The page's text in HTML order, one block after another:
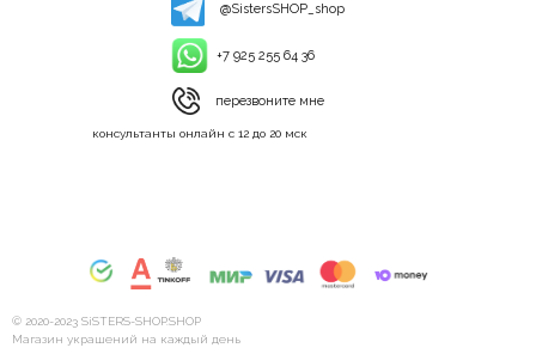
© 2020-2023 SiSTERS-SHOP.SHOP
Магазин украшений на каждый день
консультанты онлайн с 12 до 20 мск
@SistersSHOP_shop
+7 925 255 64 36
перезвоните мне